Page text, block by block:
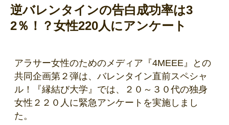
逆バレンタインの告白成功率は3
2％！？女性220人にアンケート
アラサー女性のためのメディア『4MEEE』との
共同企画第２弾は、バレンタイン直前スペシャ
ル！『縁結び大学』では、２０～３０代の独身
女性２２０人に緊急アンケートを実施しまし
た。